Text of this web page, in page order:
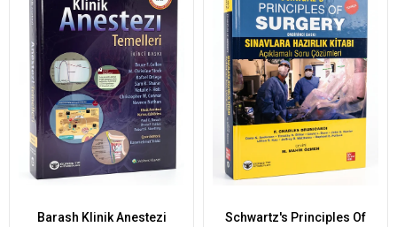
Barash Klinik Anestezi
Schwartz's Principles Of